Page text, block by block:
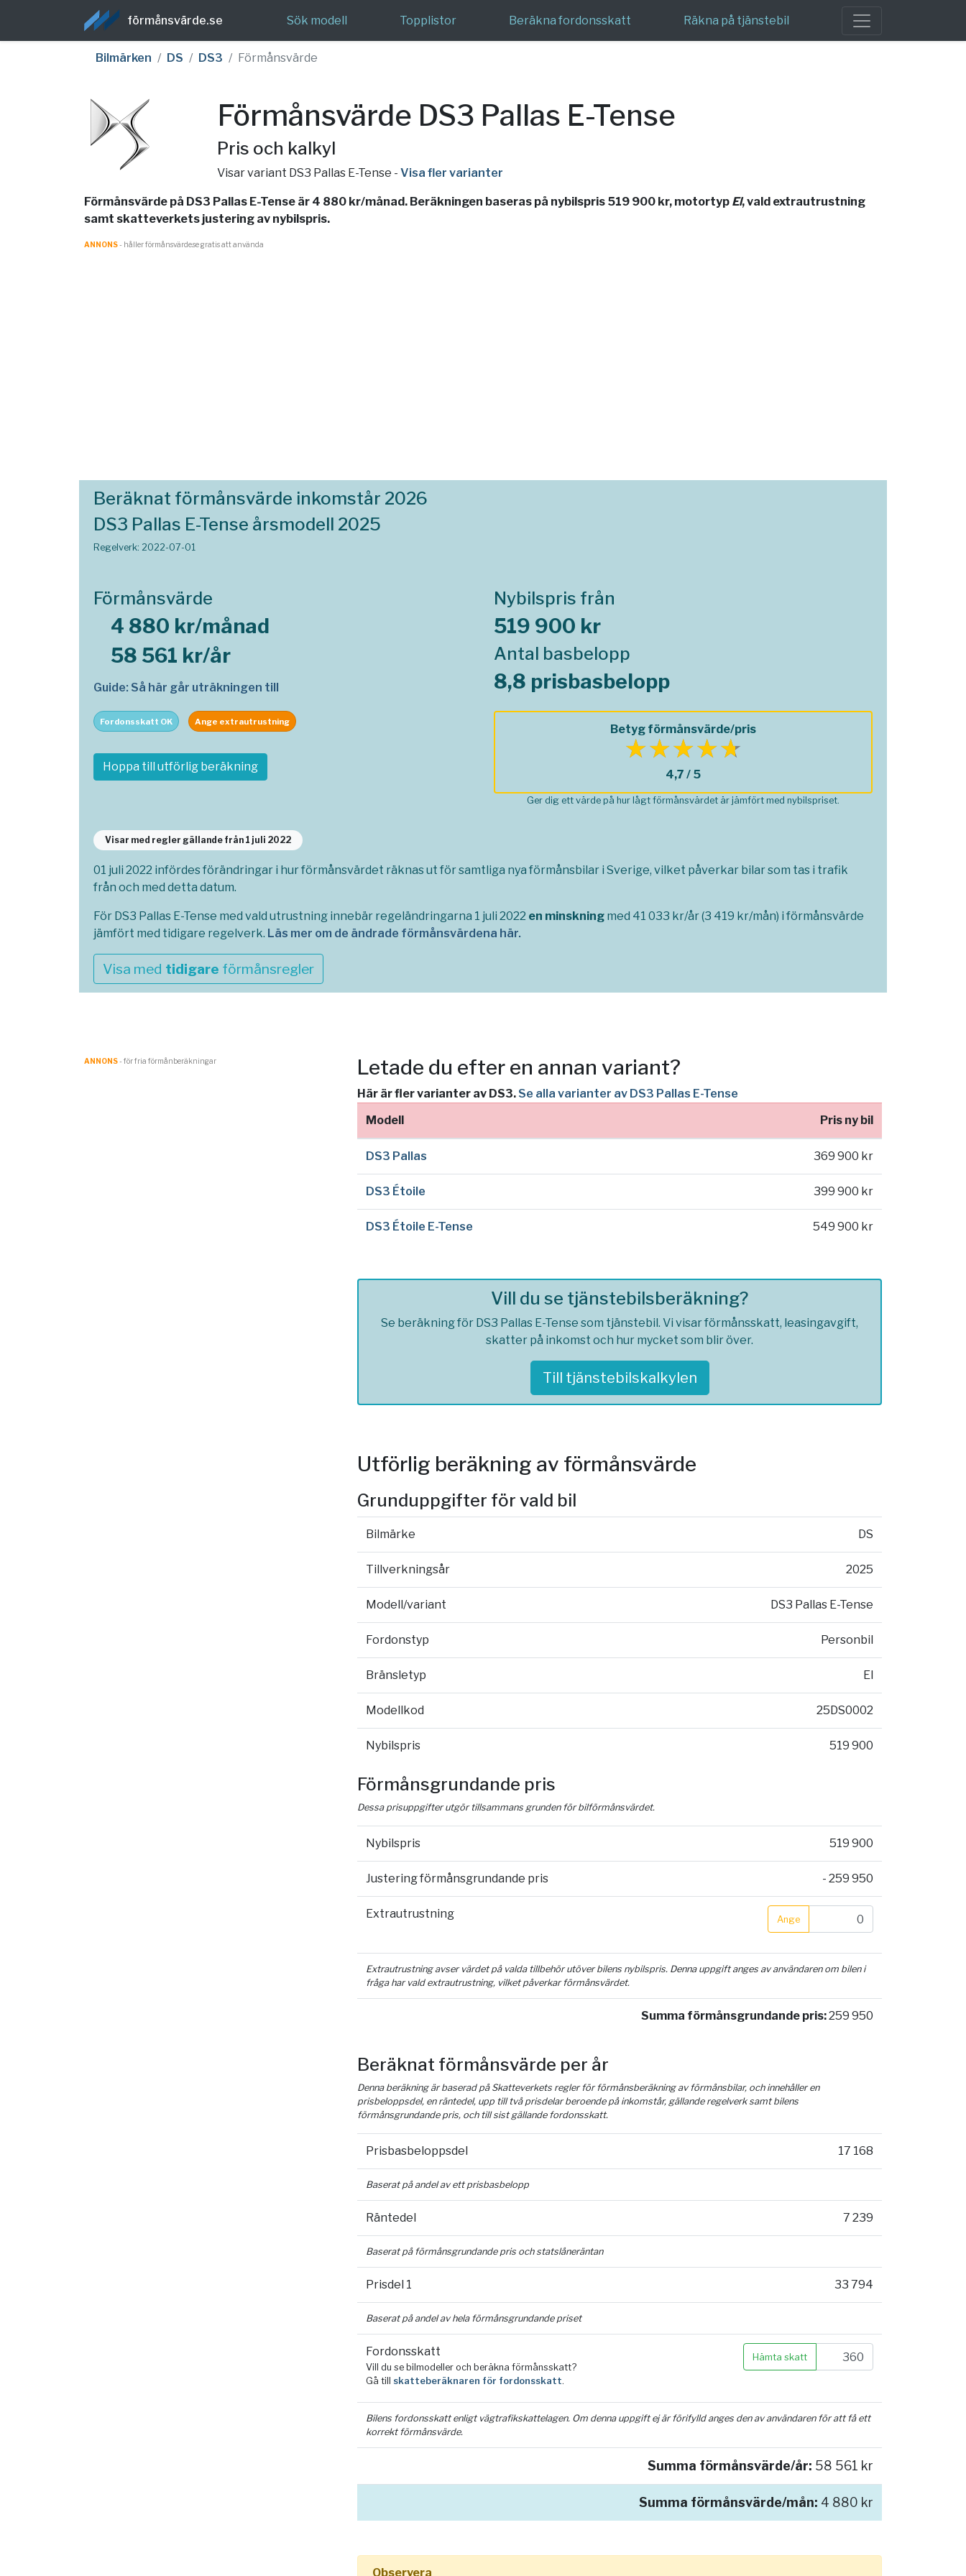
förmånsvärde.se Sök modell Topplistor Beräkna fordonsskatt Räkna på tjänstebil
Bilmärken DS DS3 Förmånsvärde
Förmånsvärde DS3 Pallas E-Tense
Pris och kalkyl
Visar variant DS3 Pallas E-Tense - Visa fler varianter
Förmånsvärde på DS3 Pallas E-Tense är 4 880 kr/månad. Beräkningen baseras på nybilspris 519 900 kr, motortyp El, vald extrautrustning
samt skatteverkets justering av nybilspris.
ANNONS- håller förmånsvärde.se gratis att använda
Beräknat förmånsvärde inkomstår 2026
DS3 Pallas E-Tense årsmodell 2025
Regelverk: 2022-07-01
Förmånsvärde
4 880 kr/månad
58 561 kr/år
Guide: Så här går uträkningen till
Nybilspris från
519 900 kr
Antal basbelopp
8,8 prisbasbelopp
Fordonsskatt OK Ange extrautrustning
Hoppa till utförlig beräkning
Betyg förmånsvärde/pris
4,7 / 5
Ger dig ett värde på hur lågt förmånsvärdet är jämfört med nybilspriset.
Visar med regler gällande från 1 juli 2022
01 juli 2022 infördes förändringar i hur förmånsvärdet räknas ut för samtliga nya förmånsbilar i Sverige, vilket påverkar bilar som tas i trafik
från och med detta datum.
För DS3 Pallas E-Tense med vald utrustning innebär regeländringarna 1 juli 2022 en minskning med 41 033 kr/år (3 419 kr/mån) i förmånsvärde
jämfört med tidigare regelverk. Läs mer om de ändrade förmånsvärdena här.
Visa med tidigare förmånsregler
ANNONS- för fria förmånberäkningar Letade du efter en annan variant?
Här är fler varianter av DS3. Se alla varianter av DS3 Pallas E-Tense
Modell
Pris ny bil
DS3 Pallas 369 900 kr
DS3 Étoile 399 900 kr
DS3 Étoile E-Tense 549 900 kr
Vill du se tjänstebilsberäkning?
Se beräkning för DS3 Pallas E-Tense som tjänstebil. Vi visar förmånsskatt, leasingavgift,
skatter på inkomst och hur mycket som blir över.
Till tjänstebilskalkylen
Utförlig beräkning av förmånsvärde
Grunduppgifter för vald bil
Bilmärke DS
Tillverkningsår 2025
Modell/variant DS3 Pallas E-Tense
Fordonstyp Personbil
Bränsletyp El
Modellkod 25DS0002
Nybilspris 519 900
Förmånsgrundande pris
Dessa prisuppgifter utgör tillsammans grunden för bilförmånsvärdet.
Nybilspris 519 900
Justering förmånsgrundande pris - 259 950
Extrautrustning Ange
Extrautrustning avser värdet på valda tillbehör utöver bilens nybilspris. Denna uppgift anges av användaren om bilen i
fråga har vald extrautrustning, vilket påverkar förmånsvärdet.
Summa förmånsgrundande pris:259 950
Beräknat förmånsvärde per år
Denna beräkning är baserad på Skatteverkets regler för förmånsberäkning av förmånsbilar, och innehåller en
prisbeloppsdel, en räntedel, upp till två prisdelar beroende på inkomstår, gällande regelverk samt bilens
förmånsgrundande pris, och till sist gällande fordonsskatt.
Prisbasbeloppsdel 17 168
Baserat på andel av ett prisbasbelopp
Räntedel 7 239
Baserat på förmånsgrundande pris och statslåneräntan
Prisdel 1 33 794
Baserat på andel av hela förmånsgrundande priset
Fordonsskatt
Vill du se bilmodeller och beräkna förmånsskatt?
Gå till skatteberäknaren för fordonsskatt.
Hämta skatt
Bilens fordonsskatt enligt vägtrafikskattelagen. Om denna uppgift ej är förifylld anges den av användaren för att få ett
korrekt förmånsvärde.
Summa förmånsvärde/år: 58 561 kr
Summa förmånsvärde/mån: 4 880 kr
Observera